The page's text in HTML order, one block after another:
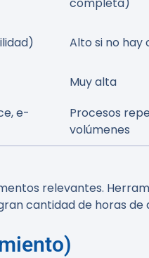
Alto si no
Muy alta
e-
Procesos
volúmenes
relevantes.
cantidad de horas de